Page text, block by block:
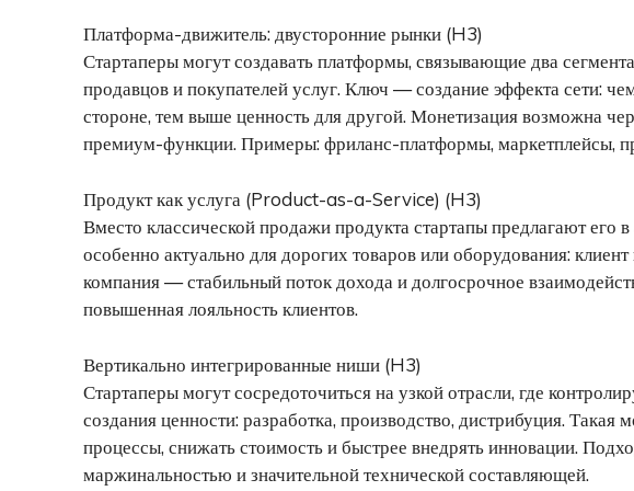
Платформа-движитель: двусторонние рынки (H3)
Стартаперы могут создавать платформы, связывающие два
продавцов и покупателей услуг. Ключ — создание эффекта сети:
стороне, тем выше ценность для другой. Монетизация возможна
премиум-функции. Примеры: фриланс-платформы, маркетплейсы,
Продукт как услуга (Product-as-a-Service) (H3)
Вместо классической продажи продукта стартапы предлагают его
особенно актуально для дорогих товаров или оборудования:
компания — стабильный поток дохода и долгосрочное
повышенная лояльность клиентов.
Вертикально интегрированные ниши (H3)
Стартаперы могут сосредоточиться на узкой отрасли, где
создания ценности: разработка, производство, дистрибуция. Такая
процессы, снижать стоимость и быстрее внедрять инновации.
маржинальностью и значительной технической составляющей.